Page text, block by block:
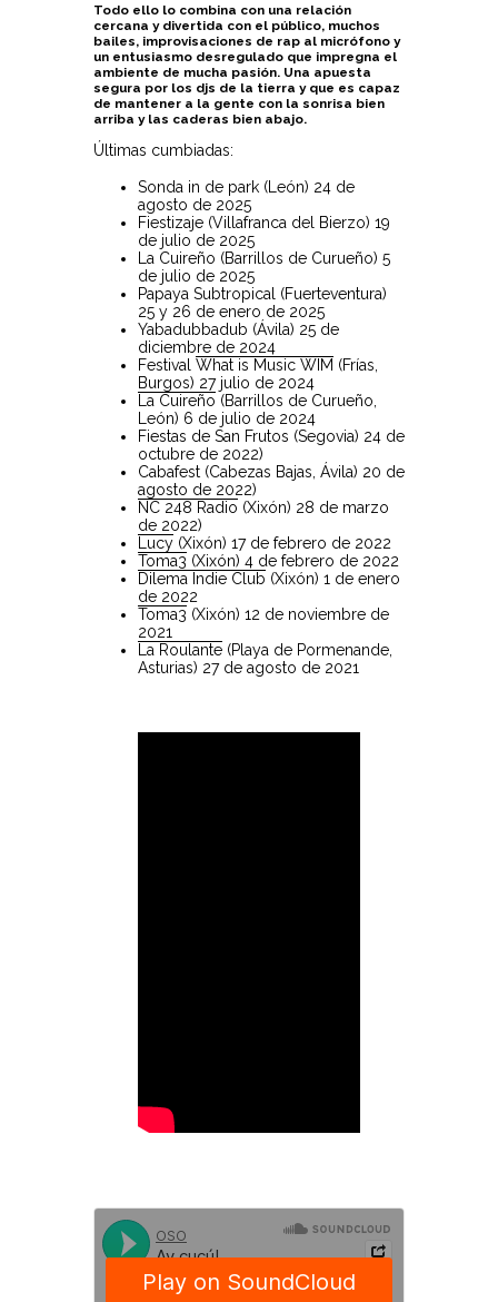
Todo ello lo combina con una relación
cercana y divertida con el público, muchos
bailes, improvisaciones de rap al micrófono y
un entusiasmo desregulado que impregna el
ambiente de mucha pasión. Una apuesta
segura por los djs de la tierra y que es capaz
de mantener a la gente con la sonrisa bien
arriba y las caderas bien abajo.
Últimas cumbiadas:
Sonda in de park (León) 24 de
agosto de 2025
Fiestizaje (Villafranca del Bierzo) 19
de julio de 2025
La Cuireño (Barrillos de Curueño) 5
de julio de 2025
Papaya Subtropical (Fuerteventura)
25 y 26 de enero de 2025
Yabadubbadub (Ávila) 25 de
diciembre de 2024
Festival What is Music WIM (Frías,
Burgos) 27 julio de 2024
La Cuireño (Barrillos de Curueño,
León) 6 de julio de 2024
Fiestas de San Frutos (Segovia) 24 de
octubre de 2022)
Cabafest (Cabezas Bajas, Ávila) 20 de
agosto de 2022)
NC 248 Radio (Xixón) 28 de marzo
de 2022)
Lucy (Xixón) 17 de febrero de 2022
Toma3 (Xixón) 4 de febrero de 2022
Dilema Indie Club (Xixón) 1 de enero
de 2022
Toma3 (Xixón) 12 de noviembre de
2021
La Roulante (Playa de Pormenande,
Asturias) 27 de agosto de 2021